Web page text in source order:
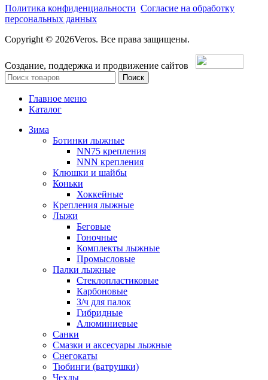
Политика конфиденциальности Согласие на обработку
персональных данных
Copyright © 2026Veros. Все права защищены.
Создание, поддержка и продвижение сайтов
Поиск
Главное меню
Каталог
Зима
Ботинки лыжные
NN75 крепления
NNN крепления
Клюшки и шайбы
Коньки
Хоккейные
Крепления лыжные
Лыжи
Беговые
Гоночные
Комплекты лыжные
Промысловые
Палки лыжные
Стеклопластиковые
Карбоновые
З/ч для палок
Гибридные
Алюминиевые
Санки
Смазки и аксесуары лыжные
Снегокаты
Тюбинги (ватрушки)
Чехлы